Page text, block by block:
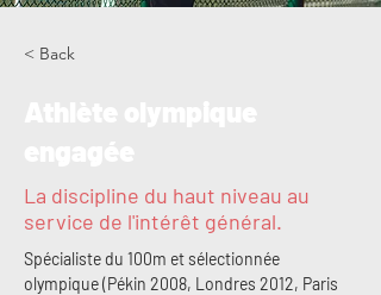
< Back
La discipline du haut niveau au
service de l'intérêt général.
Spécialiste du 100m et sélectionnée
olympique (Pékin 2008, Londres 2012, Paris